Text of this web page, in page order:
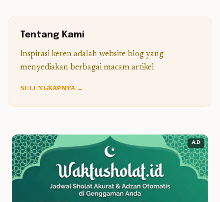
Tentang Kami
Inspirasi keren adalah website blog yang
menyediakan berbagai macam artikel
SELENGKAPNYA →
AD